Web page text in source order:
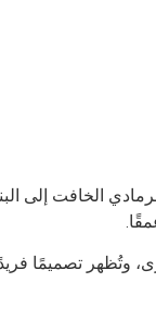
الخافت إلى
وتُظهر تصميمًا